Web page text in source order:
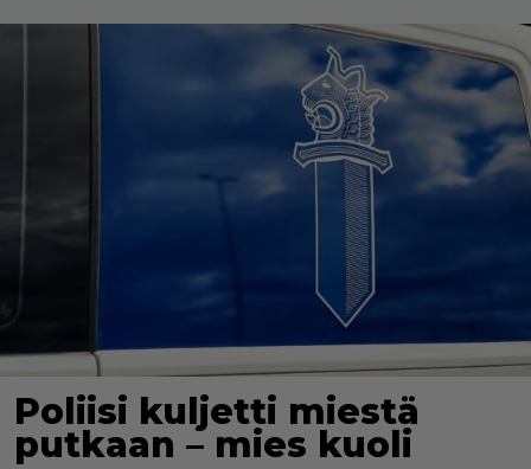
Poliisi kuljetti miestä
putkaan – mies kuoli